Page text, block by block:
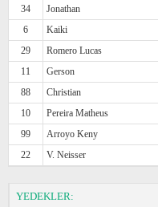
34
Jonathan
6
Kaiki
29
Romero Lucas
11
Gerson
88
Christian
10
Pereira Matheus
99
Arroyo Keny
22
V. Neisser
YEDEKLER: